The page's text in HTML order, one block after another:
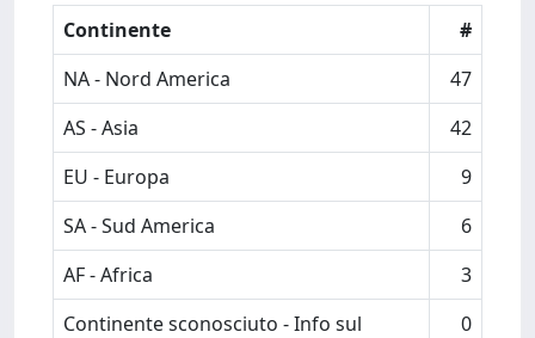
Continente
#
NA - Nord America
47
AS - Asia
42
EU - Europa
9
SA - Sud America
6
AF - Africa
3
Continente sconosciuto - Info sul
0